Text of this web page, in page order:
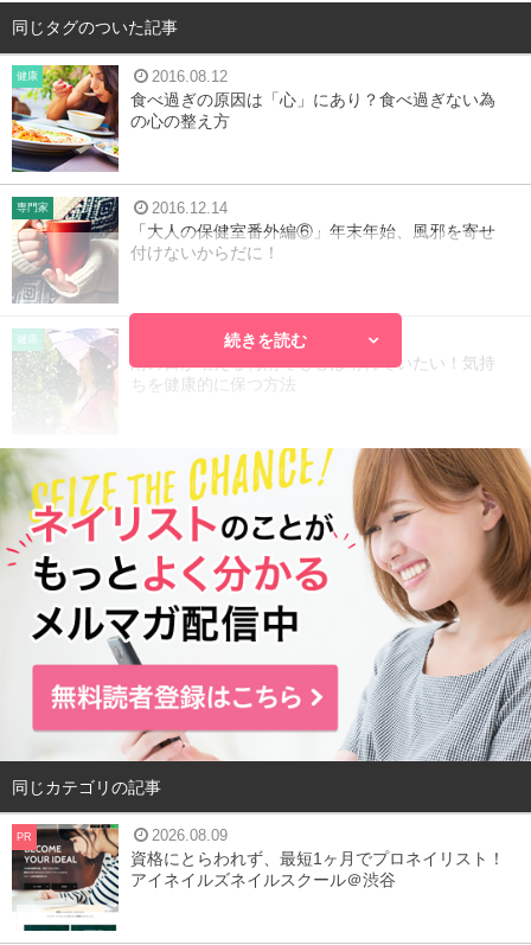
同じタグのついた記事
健康 2016.08.12
食べ過ぎの原因は「心」にあり？食べ過ぎない為
の心の整え方
専門家 2016.12.14
「大人の保健室番外編⑥」年末年始、風邪を寄せ
付けないからだに！
健康 2016.07.08
雨の日が増える梅雨でも心は晴れでいたい！気持
ちを健康的に保つ方法
続きを読む
同じカテゴリの記事
PR 2026.08.09
資格にとらわれず、最短1ヶ月でプロネイリスト！
アイネイルズネイルスクール＠渋谷